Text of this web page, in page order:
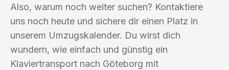
Also, warum noch weiter suchen? Kontaktiere
uns noch heute und sichere dir einen Platz in
unserem Umzugskalender. Du wirst dich
wundern, wie einfach und günstig ein
Klaviertransport nach Göteborg mit